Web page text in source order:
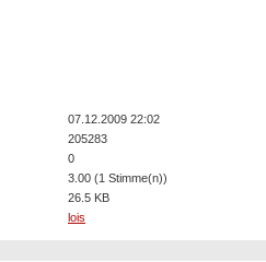
07.12.2009 22:02
205283
0
3.00 (1 Stimme(n))
26.5 KB
lois